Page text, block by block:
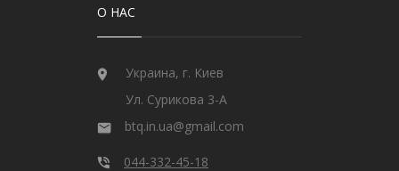
О НАС
Украина, г. Киев
Ул. Сурикова 3-А
btq.in.ua@gmail.com
044-332-45-18